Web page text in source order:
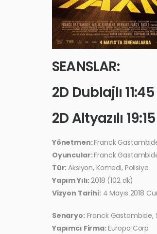
SEANSLAR:
2D Dublajlı
2D Altyazılı
Yönetmen:Franck
Oyuncular:Franck
Tür:Aksiyon, Komedi, Polisiye
Yapım Yılı:2018 (102 dk)
Vizyon Tarihi:4 Mayıs 2018
Senaryo:Franck Gastambide,
Yapımcı Firma:Europa Corp